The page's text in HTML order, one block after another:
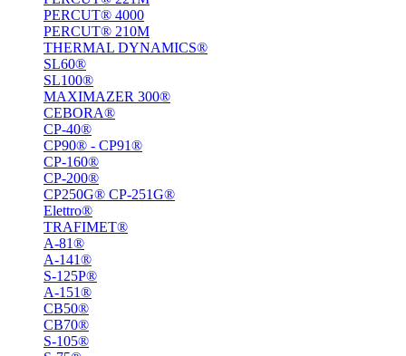
PERCUT® 4000
PERCUT® 210M
THERMAL DYNAMICS®
SL60®
SL100®
MAXIMAZER 300®
CEBORA®
CP-40®
CP90® - СP91®
CP-160®
CP-200®
CP250G® CP-251G®
Elettro®
TRAFIMET®
A-81®
A-141®
S-125P®
A-151®
СВ50®
СВ70®
S-105®